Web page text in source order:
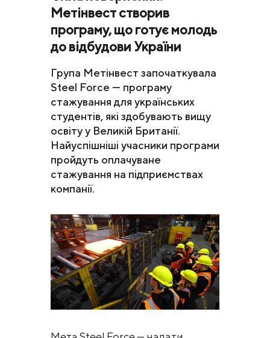
Метінвест створив
програму, що готує молодь
до відбудови України
Група Метінвест започаткувала
Steel Force — програму
стажування для українських
студентів, які здобувають вищу
освіту у Великій Британії.
Найуспішніші учасники програми
пройдуть оплачуване
стажування на підприємствах
компанії.